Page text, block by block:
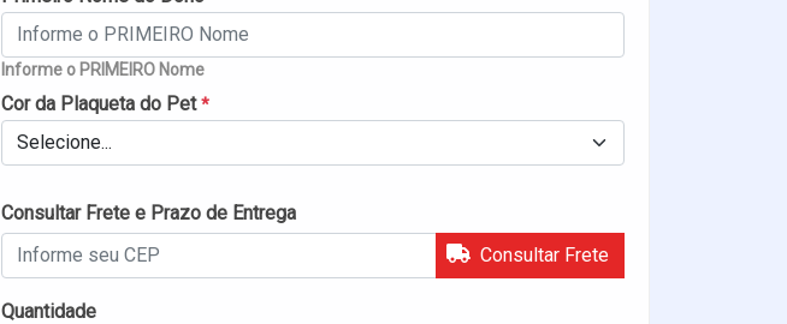
Informe o PRIMEIRO Nome
Cor da Plaqueta do Pet*
Selecione...
Consultar Frete e Prazo de Entrega
Consultar Frete
Quantidade